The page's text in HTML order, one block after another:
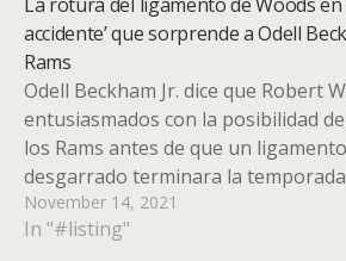
accidente’ que sorprende a Odell
Rams
Odell Beckham Jr. dice que Robert
entusiasmados con la posibilidad
los Rams antes de que un
desgarrado terminara la
November 14, 2021
In "#listing"